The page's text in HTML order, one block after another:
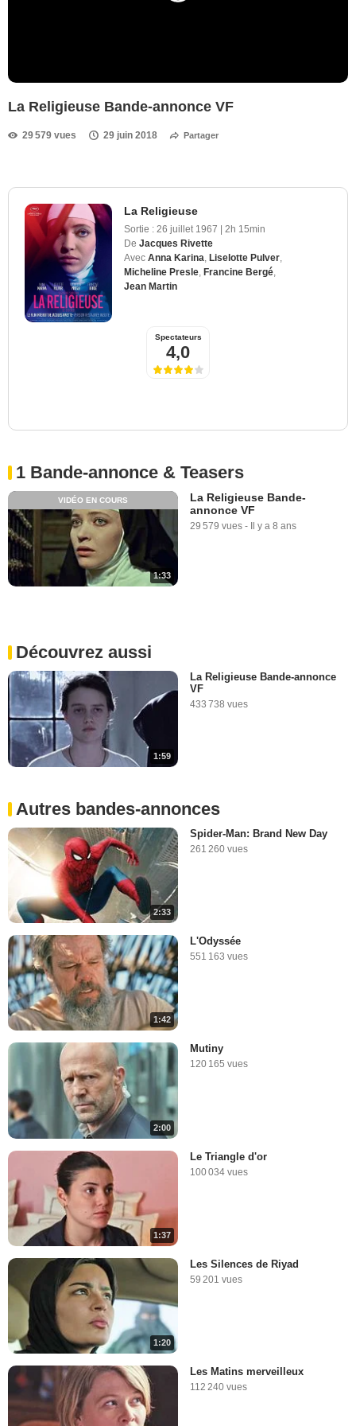
La Religieuse Bande-annonce VF
29 579 vues 29 juin 2018 Partager
La Religieuse
Sortie : 26 juillet 1967 | 2h 15min
De Jacques Rivette
Avec Anna Karina Liselotte Pulver
Micheline Presle Francine Bergé
Jean Martin
Spectateurs
4,0
1 Bande-annonce & Teasers
1:33
VIDÉO EN COURS
La Religieuse Bande-
annonce VF
29 579 vues - Il y a 8 ans
Découvrez aussi
1:59
La Religieuse Bande-annonce
VF
433 738 vues
Autres bandes-annonces
2:33
Spider-Man: Brand New Day
261 260 vues
1:42
L'Odyssée
551 163 vues
2:00
Mutiny
120 165 vues
1:37
Le Triangle d'or
100 034 vues
1:20
Les Silences de Riyad
59 201 vues
Les Matins merveilleux
112 240 vues